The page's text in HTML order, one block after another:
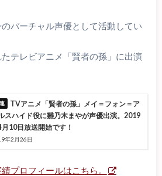
バーチャル声優として活動してい
テレビアニメ「賢者の孫」に出演
TVアニメ「賢者の孫」メイ＝フォン＝ア
スハイド役に雛乃木まやが声優出演。2019
10日放送開始です！
年2月26日
プロフィールはこちら。